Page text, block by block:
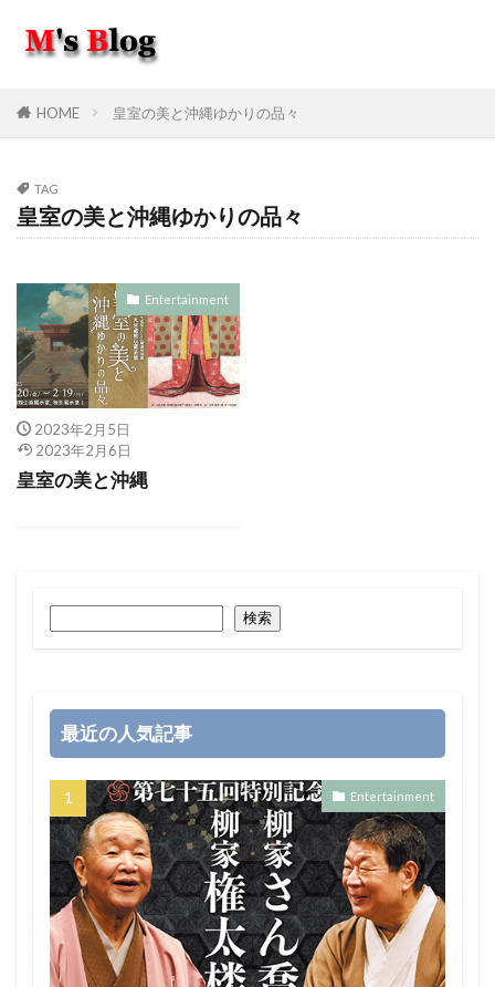
HOME 皇室の美と沖縄ゆかりの品々
TAG
皇室の美と沖縄ゆかりの品々
Entertainment
2023年2月5日
2023年2月6日
皇室の美と沖縄
検索
最近の人気記事
Entertainment